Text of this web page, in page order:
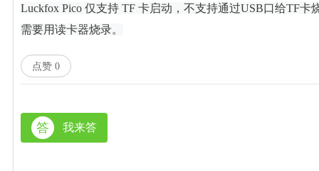
Luckfox Pico 仅支持 TF 卡启动，不支持通过USB口给TF卡
需要用读卡器烧录。
点赞 0
答 我来答